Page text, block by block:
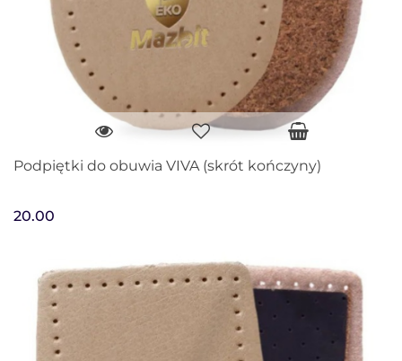
Podpiętki do obuwia VIVA (skrót kończyny)
20.00